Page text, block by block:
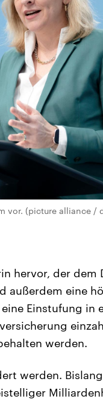
vor. (picture alliance /
hervor, der dem
außerdem eine
Einstufung in
werden.
werden.